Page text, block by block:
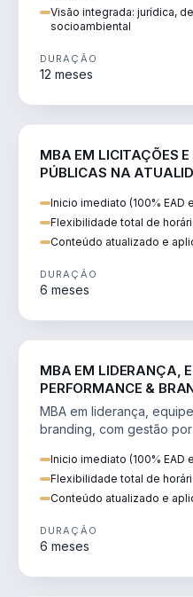
Visão integrada: jurídica,
socioambiental
DURAÇÃO
12 meses
MBA EM LICITAÇÕES
PÚBLICAS NA
Inicio imediato (100% EAD
Flexibilidade total de
Conteúdo atualizado e
DURAÇÃO
6 meses
MBA EM LIDERANÇA,
PERFORMANCE &
MBA em liderança,
branding, com gestão
Inicio imediato (100% EAD
Flexibilidade total de
Conteúdo atualizado e
DURAÇÃO
6 meses